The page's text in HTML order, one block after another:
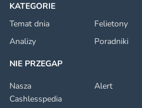
KATEGORIE
Temat dnia
Felietony
Analizy
Poradniki
NIE PRZEGAP
Nasza
Cashlesspedia
Alert